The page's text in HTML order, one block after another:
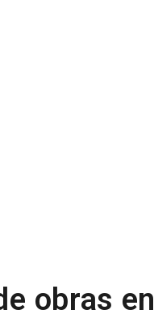
obras en